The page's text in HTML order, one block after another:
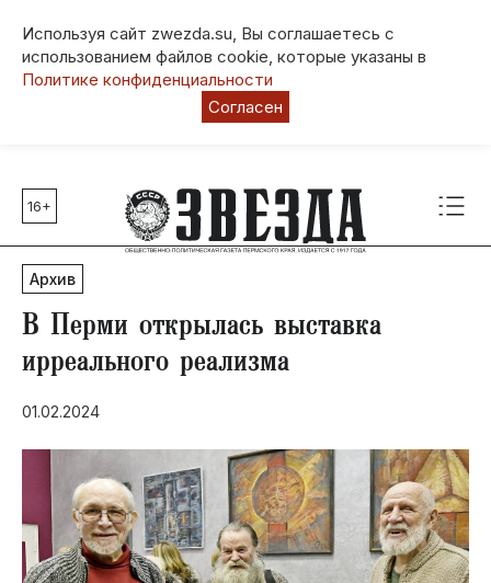
Используя сайт zwezda.su, Вы соглашаетесь с
использованием файлов cookie, которые указаны в
Политике конфиденциальности
Согласен
Главные темы
80 лет Победы
Молодежная столица РФ
СВО
Социальная поддержка
Инфраструктура
Благоустройство
16+
Архив
В Перми открылась выставка
ирреального реализма
01.02.2024